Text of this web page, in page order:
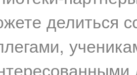
делиться